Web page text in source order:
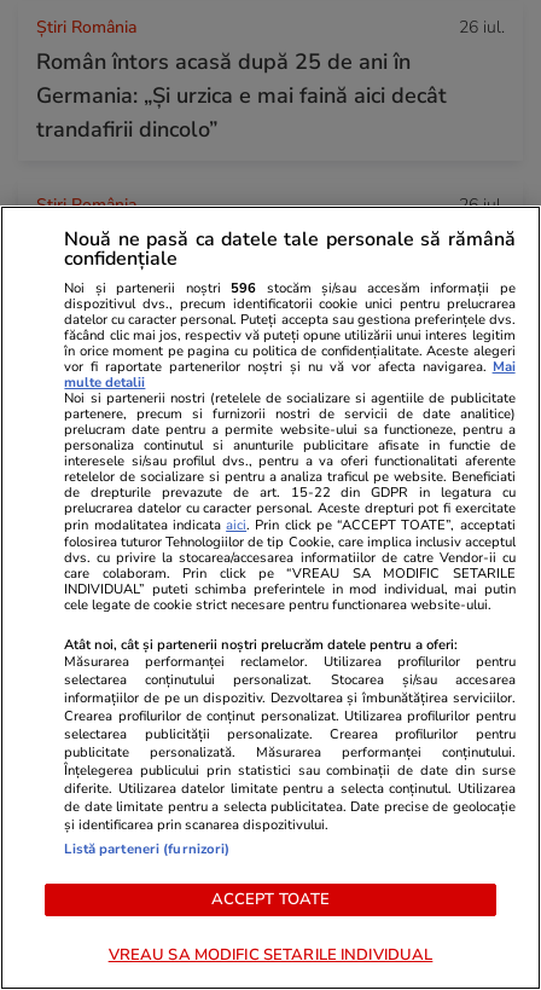
Știri România 26 iul.
Român întors acasă după 25 de ani în
Germania: „Și urzica e mai faină aici decât
trandafirii dincolo”
Știri România 26 iul.
Ploi torențiale, grindină și vijelii în 21 de
județe. Harta zonelor vizate luni de avertizarea
meteo ANM cod galben
Ştiri
Ce nu trebuie să faci de Sfântul Pantelimon
Știri România 26 iul.
Rezultatele Loto 6/49 din 26 iulie 2026.
Numerele câștigătoare extrase duminică
Țara europeană cunoscută pentru
Satul-
Nouă ne pasă ca datele tale personale să rămână
confidențiale
Noi și partenerii noștri 596 stocăm și/sau accesăm informații pe
dispozitivul dvs., precum identificatorii cookie unici pentru prelucrarea
datelor cu caracter personal. Puteți accepta sau gestiona preferințele dvs.
făcând clic mai jos, respectiv vă puteți opune utilizării unui interes legitim
în orice moment pe pagina cu politica de confidențialitate. Aceste alegeri
vor fi raportate partenerilor noștri și nu vă vor afecta navigarea. Mai
multe detalii
Noi si partenerii nostri (retelele de socializare si agentiile de publicitate
partenere, precum si furnizorii nostri de servicii de date analitice)
prelucram date pentru a permite website-ului sa functioneze, pentru a
personaliza continutul si anunturile publicitare afisate in functie de
interesele si/sau profilul dvs., pentru a va oferi functionalitati aferente
retelelor de socializare si pentru a analiza traficul pe website. Beneficiati
de drepturile prevazute de art. 15-22 din GDPR in legatura cu
prelucrarea datelor cu caracter personal. Aceste drepturi pot fi exercitate
prin modalitatea indicataaici. Prin click pe “ACCEPT TOATE”, acceptati
folosirea tuturor Tehnologiilor de tip Cookie, care implica inclusiv acceptul
dvs. cu privire la stocarea/accesarea informatiilor de catre Vendor-ii cu
care colaboram. Prin click pe “VREAU SA MODIFIC SETARILE
INDIVIDUAL” puteti schimba preferintele in mod individual, mai putin
cele legate de cookie strict necesare pentru functionarea website-ului.
Atât noi, cât și partenerii noștri prelucrăm datele pentru a oferi:
Măsurarea performanței reclamelor. Utilizarea profilurilor pentru
selectarea conținutului personalizat. Stocarea și/sau accesarea
informațiilor de pe un dispozitiv. Dezvoltarea și îmbunătățirea serviciilor.
Crearea profilurilor de conținut personalizat. Utilizarea profilurilor pentru
selectarea publicității personalizate. Crearea profilurilor pentru
publicitate personalizată. Măsurarea performanței conținutului.
Înțelegerea publicului prin statistici sau combinații de date din surse
diferite. Utilizarea datelor limitate pentru a selecta conținutul. Utilizarea
de date limitate pentru a selecta publicitatea. Date precise de geolocație
și identificarea prin scanarea dispozitivului.
Listă parteneri (furnizori)
ACCEPT TOATE
VREAU SA MODIFIC SETARILE INDIVIDUAL